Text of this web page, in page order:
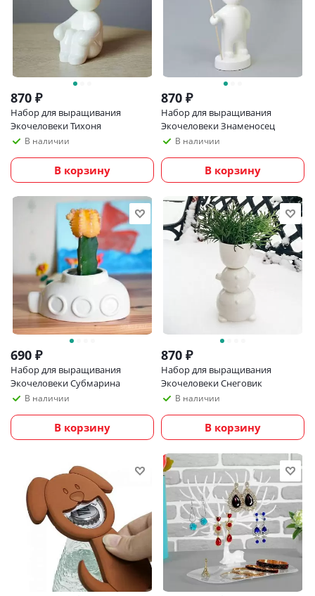
870 ₽
Набор для выращивания
Экочеловеки Тихоня
В наличии
В корзину
870 ₽
Набор для выращивания
Экочеловеки Знаменосец
В наличии
В корзину
690 ₽
Набор для выращивания
Экочеловеки Субмарина
В наличии
В корзину
870 ₽
Набор для выращивания
Экочеловеки Снеговик
В наличии
В корзину